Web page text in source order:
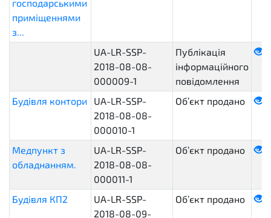
господарськими
приміщеннями
з...
UA-LR-SSP-
2018-08-08-
000009-1
Публікація
інформаційного
повідомлення
Будівля контори
UA-LR-SSP-
2018-08-08-
000010-1
Об’єкт продано
Медпункт з
обладнанням.
UA-LR-SSP-
2018-08-08-
000011-1
Об’єкт продано
Будівля КП2
UA-LR-SSP-
2018-08-09-
Об’єкт продано